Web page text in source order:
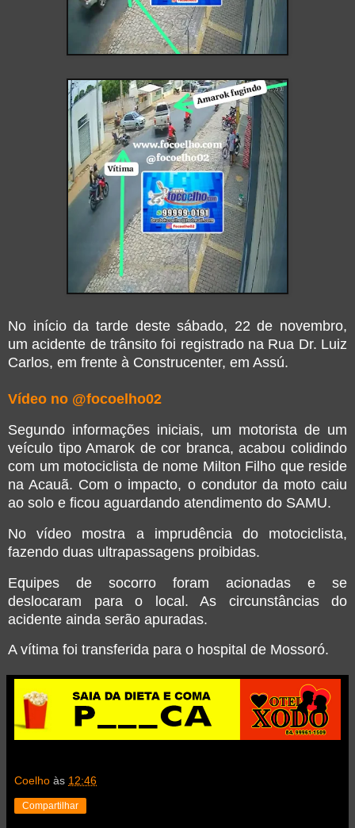
No início da tarde deste sábado, 22 de novembro,
um acidente de trânsito foi registrado na Rua Dr. Luiz
Carlos, em frente à Construcenter, em Assú.
Vídeo no @focoelho02
Segundo informações iniciais, um motorista de um
veículo tipo Amarok de cor branca, acabou colidindo
com um motociclista de nome Milton Filho que reside
na Acauã. Com o impacto, o condutor da moto caiu
ao solo e ficou aguardando atendimento do SAMU.
No vídeo mostra a imprudência do motociclista,
fazendo duas ultrapassagens proibidas.
Equipes de socorro foram acionadas e se
deslocaram para o local. As circunstâncias do
acidente ainda serão apuradas.
A vítima foi transferida para o hospital de Mossoró.
Coelho às 12:46
Compartilhar